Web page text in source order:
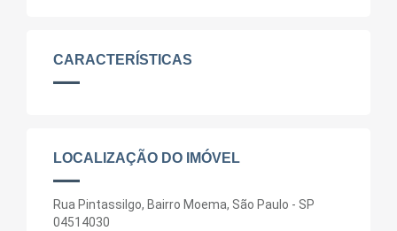
CARACTERÍSTICAS
LOCALIZAÇÃO DO IMÓVEL
Rua Pintassilgo, Bairro Moema, São Paulo - SP
04514030